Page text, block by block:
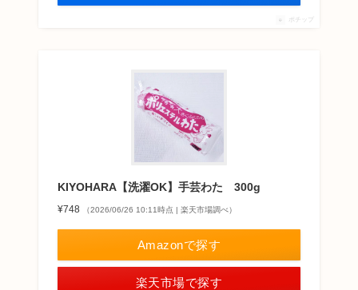
ポチップ
KIYOHARA【洗濯OK】手芸わた 300g
¥748 （2026/06/26 10:11時点 | 楽天市場調べ）
Amazonで探す
楽天市場で探す